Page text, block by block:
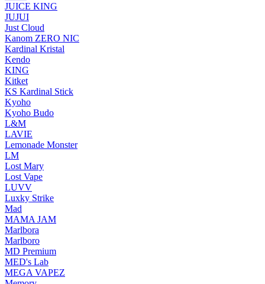
JUICE KING
JUJUI
Just Cloud
Kanom ZERO NIC
Kardinal Kristal
Kendo
KING
Kitket
KS Kardinal Stick
Kyoho
Kyoho Budo
L&M
LAVIE
Lemonade Monster
LM
Lost Mary
Lost Vape
LUVV
Luxky Strike
Mad
MAMA JAM
Marlbora
Marlboro
MD Premium
MED's Lab
MEGA VAPEZ